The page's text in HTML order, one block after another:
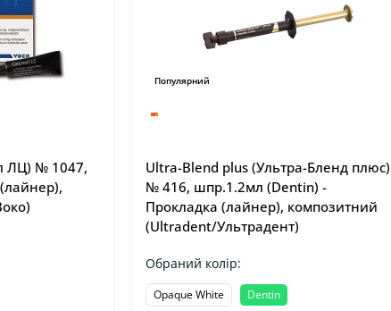
ЛЦ) № 1047,
Популярний
Ultra-Blend plus (Ультра-Бленд плюс)
№ 416, шпр.1.2мл (Dentin) -
Прокладка (лайнер), композитний
(Ultradent/Ультрадент)
Обраний колір:
Opaque White Dentin